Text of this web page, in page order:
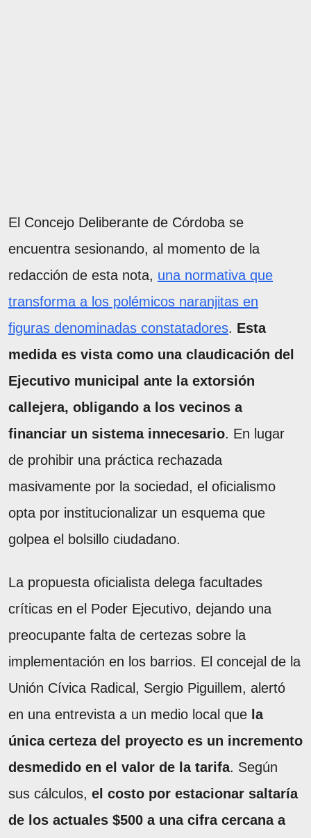
El Concejo Deliberante de Córdoba se
encuentra sesionando, al momento de la
redacción de esta nota, una normativa que
transforma a los polémicos naranjitas en
figuras denominadas constatadores. Esta
medida es vista como una claudicación del
Ejecutivo municipal ante la extorsión
callejera, obligando a los vecinos a
financiar un sistema innecesario. En lugar
de prohibir una práctica rechazada
masivamente por la sociedad, el oficialismo
opta por institucionalizar un esquema que
golpea el bolsillo ciudadano.
La propuesta oficialista delega facultades
críticas en el Poder Ejecutivo, dejando una
preocupante falta de certezas sobre la
implementación en los barrios. El concejal de la
Unión Cívica Radical, Sergio Piguillem, alertó
en una entrevista a un medio local que la
única certeza del proyecto es un incremento
desmedido en el valor de la tarifa. Según
sus cálculos, el costo por estacionar saltaría
de los actuales $500 a una cifra cercana a